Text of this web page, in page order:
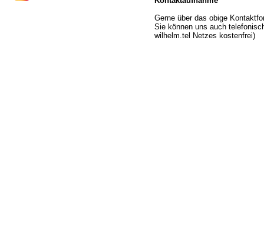
Gerne über das obige
Sie können uns auch
wilhelm.tel Netzes kostenfrei)